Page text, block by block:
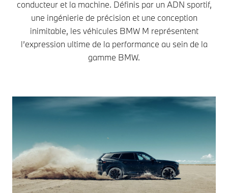
conducteur et la machine. Définis par un ADN sportif,
une ingénierie de précision et une conception
inimitable, les véhicules BMW M représentent
l’expression ultime de la performance au sein de la
gamme BMW.